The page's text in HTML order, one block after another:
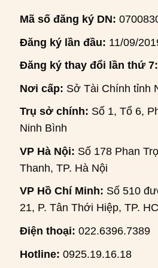
Mã số đăng ký DN:
Đăng ký lần đầu: 11/09/
Đăng ký thay đổi lần thứ 7:
Nơi cấp: Sở Tài Chính tỉnh
Trụ sở chính: Số 1, Tổ 6,
Ninh Bình
VP Hà Nội: Số 178 Phan
Thanh, TP. Hà Nội
VP Hồ Chí Minh: Số 510
21, P. Tân Thới Hiệp, TP.
Điện thoại: 022.6396.7389
Hotline: 0925.19.16.18